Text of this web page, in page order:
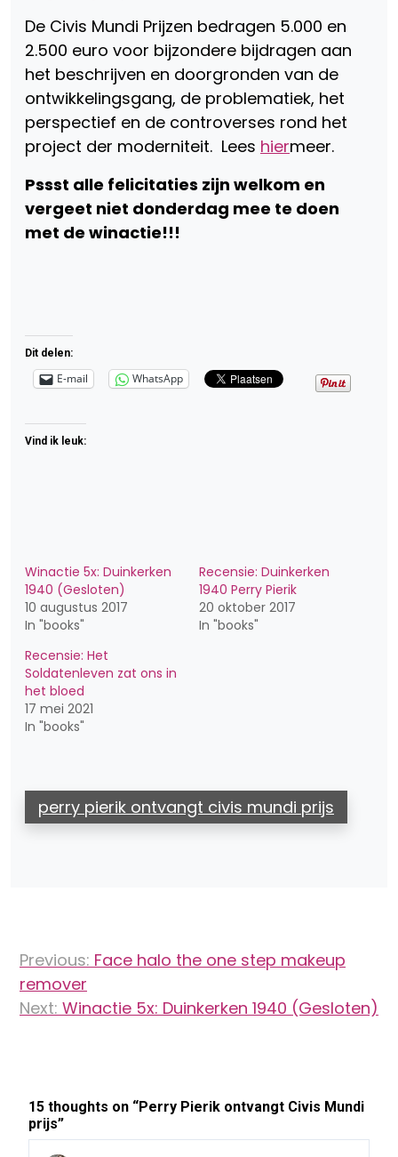
De Civis Mundi Prijzen bedragen 5.000 en
2.500 euro voor bijzondere bijdragen aan
het beschrijven en doorgronden van de
ontwikkelingsgang, de problematiek, het
perspectief en de controverses rond het
project der moderniteit. Lees hiermeer.
Pssst alle felicitaties zijn welkom en
vergeet niet donderdag mee te doen
met de winactie!!!
Dit delen:
E-mail WhatsApp
Vind ik leuk:
Winactie 5x: Duinkerken
1940 (Gesloten)
10 augustus 2017
In "books"
Recensie: Duinkerken
1940 Perry Pierik
20 oktober 2017
In "books"
Recensie: Het
Soldatenleven zat ons in
het bloed
17 mei 2021
In "books"
perry pierik ontvangt civis mundi prijs
navigatie
Previous: Face halo the one step makeup
remover
Next: Winactie 5x: Duinkerken 1940 (Gesloten)
15 thoughts on “Perry Pierik ontvangt Civis Mundi
prijs”